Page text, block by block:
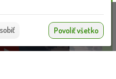
ktoré nám
našich
súborov
Súhlasím
Povoliť všetko